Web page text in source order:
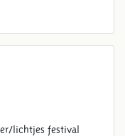
lichtjes festival